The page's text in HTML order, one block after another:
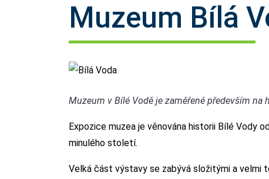
Muzeum Bílá
Bílá Voda
Muzeum v Bílé Vodě je zaměřené především na
Expozice muzea je věnována historii Bílé Vody
minulého století.
Velká část výstavy se zabývá složitými a velmi